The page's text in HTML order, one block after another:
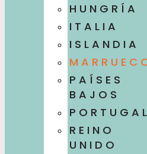
HUNGRÍA
ITALIA
ISLANDIA
PAÍSES
BAJOS
PORTUGAL
REINO
UNIDO